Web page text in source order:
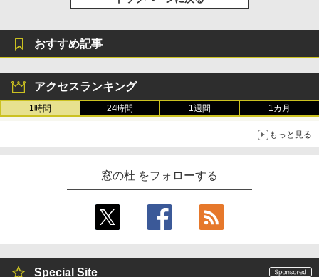
おすすめ記事
アクセスランキング
1時間 24時間 1週間 1カ月
もっと見る
窓の杜 をフォローする
Special Site